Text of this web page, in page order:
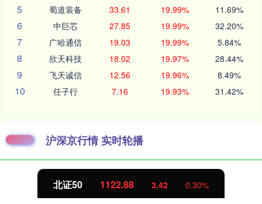
5 蜀道装备 33.61 19.99% 11.69%
6 中巨芯 27.85 19.99% 32.20%
7 广哈通信 19.03 19.99% 5.84%
8 欣天科技 18.02 19.97% 28.44%
9 飞天诚信 12.56 19.96% 8.49%
10 任子行 7.16 19.93% 31.42%
沪深京行情 实时轮播
北证50 1122.88 3.42 0.30%